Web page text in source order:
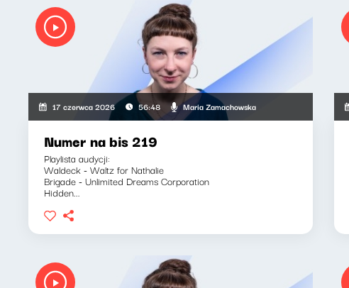
17 czerwca 2026 56:48 Maria Zamachowska
Numer na bis 219
Playlista audycji:
Waldeck - Waltz for Nathalie
Brigade - Unlimited Dreams Corporation
Hidden...